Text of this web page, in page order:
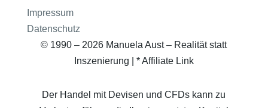
Impressum
Datenschutz
© 1990 – 2026 Manuela Aust – Realität statt
Inszenierung | * Affiliate Link
Der Handel mit Devisen und CFDs kann zu